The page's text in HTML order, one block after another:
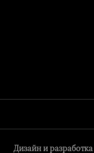
Дизайн и разрaботка